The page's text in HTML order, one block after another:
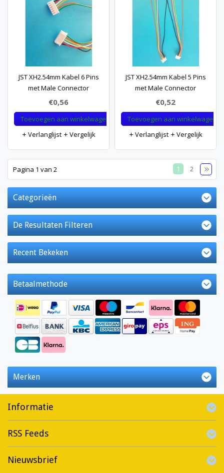
JST XH2.54mm Kabel 6 Pins
met Male Connector
€0,56
Toevoegen aan winkelwagen
Verlanglijst
Vergelijk
JST XH2.54mm Kabel 5 Pins
met Male Connector
€0,52
Toevoegen aan winkelwagen
Verlanglijst
Vergelijk
Pagina 1 van 2 1 2
Categorieën
De Resultaten Filteren
Recent Bekeken
Betaalmethode
Merken
Informatie
RSS Feeds
Nieuwsbrief